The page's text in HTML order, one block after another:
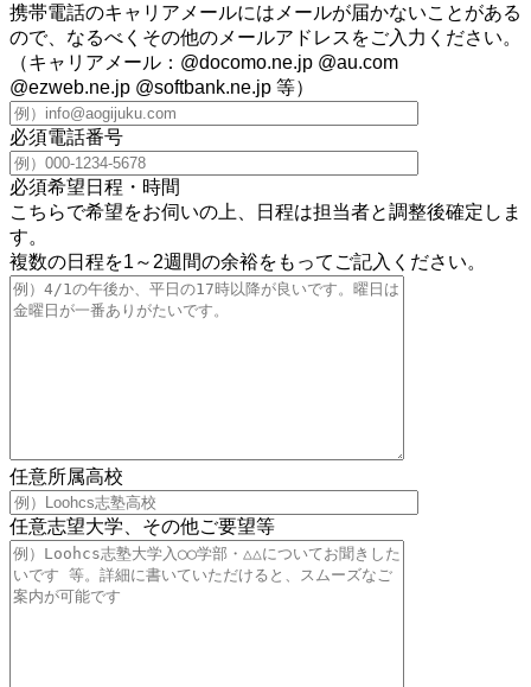
携帯電話のキャリアメールにはメールが届かないことがある
ので、なるべくその他のメールアドレスをご入力ください。
（キャリアメール：@docomo.ne.jp @au.com
@ezweb.ne.jp @softbank.ne.jp 等）
必須電話番号
必須希望日程・時間
こちらで希望をお伺いの上、日程は担当者と調整後確定しま
す。
複数の日程を1～2週間の余裕をもってご記入ください。
任意所属高校
任意志望大学、その他ご要望等